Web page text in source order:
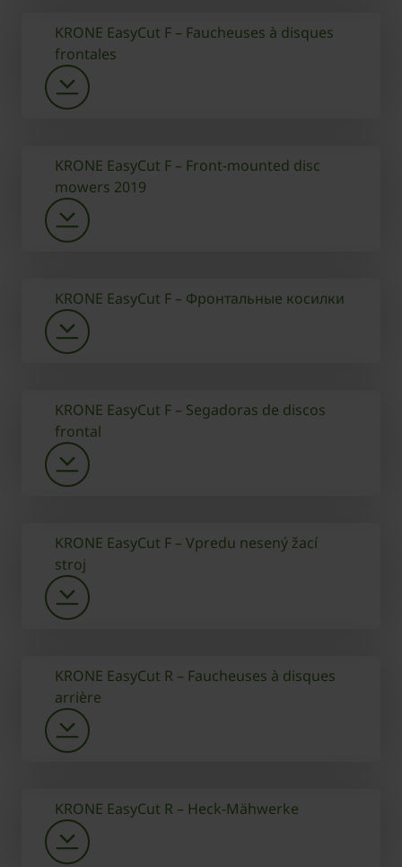
KRONE EasyCut F – Faucheuses à disques
frontales
KRONE EasyCut F – Front-mounted disc
mowers 2019
KRONE EasyCut F – Фронтальные косилки
KRONE EasyCut F – Segadoras de discos
frontal
KRONE EasyCut F – Vpredu nesený žací
stroj
KRONE EasyCut R – Faucheuses à disques
arrière
KRONE EasyCut R – Heck-Mähwerke